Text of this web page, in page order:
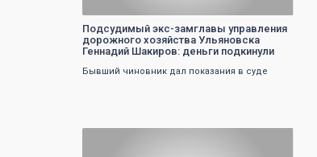
Подсудимый экс-замглавы управления
дорожного хозяйства Ульяновска
Геннадий Шакиров: деньги подкинули
Бывший чиновник дал показания в суде